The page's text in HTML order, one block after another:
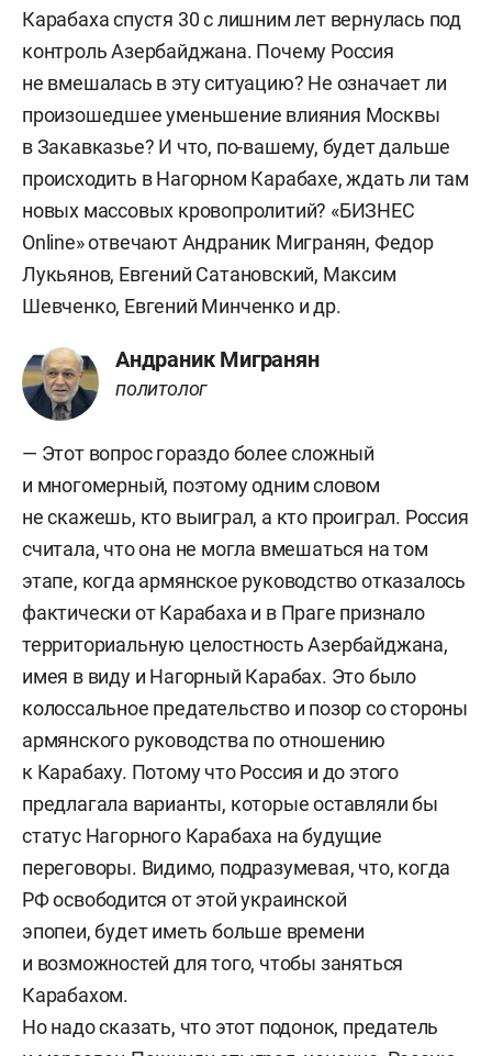
Карабаха спустя 30 с лишним лет вернулась под
контроль Азербайджана. Почему Россия
не вмешалась в эту ситуацию? Не означает ли
произошедшее уменьшение влияния Москвы
в Закавказье? И что, по-вашему, будет дальше
происходить в Нагорном Карабахе, ждать ли там
новых массовых кровопролитий? «БИЗНЕС
Online» отвечают Андраник Мигранян, Федор
Лукьянов, Евгений Сатановский, Максим
Шевченко, Евгений Минченко и др.
Андраник Мигранян
политолог
— Этот вопрос гораздо более сложный
и многомерный, поэтому одним словом
не скажешь, кто выиграл, а кто проиграл. Россия
считала, что она не могла вмешаться на том
этапе, когда армянское руководство отказалось
фактически от Карабаха и в Праге признало
территориальную целостность Азербайджана,
имея в виду и Нагорный Карабах. Это было
колоссальное предательство и позор со стороны
армянского руководства по отношению
к Карабаху. Потому что Россия и до этого
предлагала варианты, которые оставляли бы
статус Нагорного Карабаха на будущие
переговоры. Видимо, подразумевая, что, когда
РФ освободится от этой украинской
эпопеи, будет иметь больше времени
и возможностей для того, чтобы заняться
Карабахом.
Но надо сказать, что этот подонок, предатель